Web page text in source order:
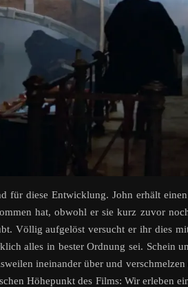
für diese Entwicklung. John erhält
hat, obwohl er sie kurz zuvor
Völlig aufgelöst versucht er ihr dies
alles in bester Ordnung sei. Schein
ineinander über und
Höhepunkt des Films: Wir erleben